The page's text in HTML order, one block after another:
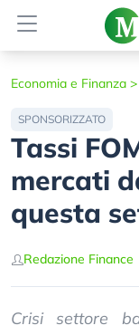
Economia e Finanza >
SPONSORIZZATO
Tassi
mercati
questa
Redazione Finance
Crisi settore